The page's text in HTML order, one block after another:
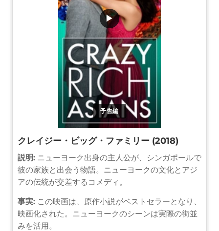
予告編
▶
クレイジー・ビッグ・ファミリー (2018)
説明: ニューヨーク出身の主人公が、シンガポールで
彼の家族と出会う物語。ニューヨークの文化とアジ
アの伝統が交差するコメディ。
事実: この映画は、原作小説がベストセラーとなり、
映画化された。ニューヨークのシーンは実際の街並
みを活用。